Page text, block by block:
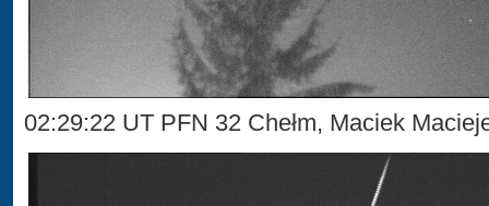
02:29:22 UT PFN 32 Chełm, Maciek